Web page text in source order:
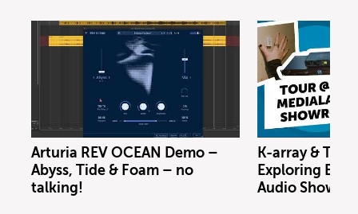
Arturia REV OCEAN Demo –
Abyss, Tide & Foam – no
talking!
K-array &
Exploring
Audio